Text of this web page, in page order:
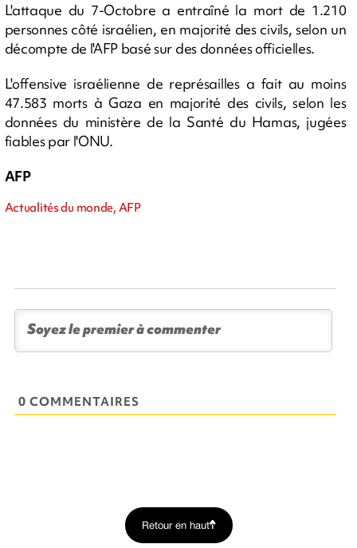
L'attaque du 7-Octobre a entraîné la mort de 1.210
personnes côté israélien, en majorité des civils, selon un
décompte de l'AFP basé sur des données officielles.
L'offensive israélienne de représailles a fait au moins
47.583 morts à Gaza en majorité des civils, selon les
données du ministère de la Santé du Hamas, jugées
fiables par l'ONU.
AFP
Actualités du monde, AFP
0 COMMENTAIRES
Retour en haut